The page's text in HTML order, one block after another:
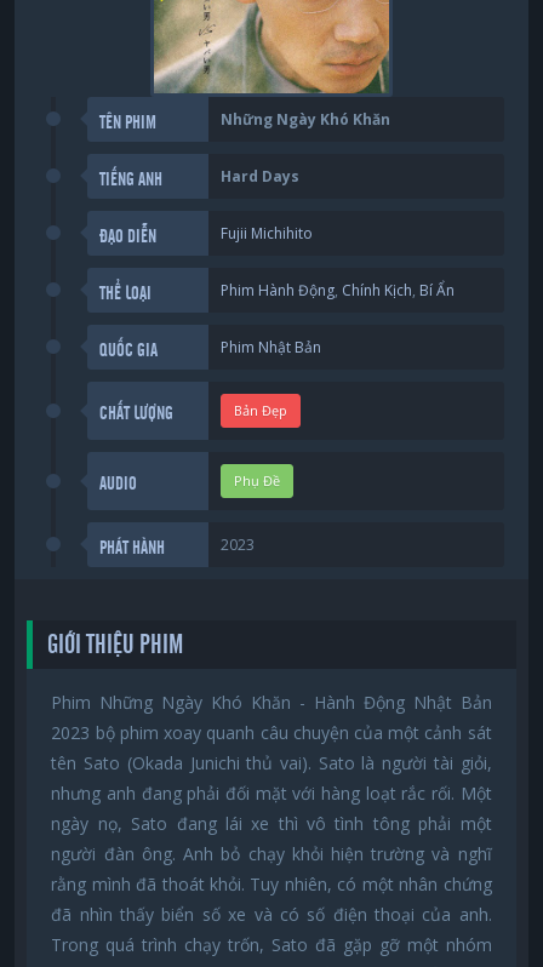
TÊN PHIM Những Ngày Khó Khăn
TIẾNG ANH Hard Days
ĐẠO DIỄN Fujii Michihito
THỂ LOẠI Phim Hành Động, Chính Kịch, Bí Ẩn
QUỐC GIA Phim Nhật Bản
CHẤT LƯỢNG Bản Đẹp
AUDIO Phụ Đề
PHÁT HÀNH 2023
GIỚI THIỆU PHIM
Phim Những Ngày Khó Khăn - Hành Động Nhật Bản
2023 bộ phim xoay quanh câu chuyện của một cảnh sát
tên Sato (Okada Junichi thủ vai). Sato là người tài giỏi,
nhưng anh đang phải đối mặt với hàng loạt rắc rối. Một
ngày nọ, Sato đang lái xe thì vô tình tông phải một
người đàn ông. Anh bỏ chạy khỏi hiện trường và nghĩ
rằng mình đã thoát khỏi. Tuy nhiên, có một nhân chứng
đã nhìn thấy biển số xe và có số điện thoại của anh.
Trong quá trình chạy trốn, Sato đã gặp gỡ một nhóm